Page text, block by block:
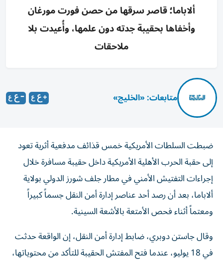
ألاباما؛ قاصر سرقها من حصن فورت مورغان
وأخفاها بحقيبة جدته دون علمها، وأُعيدت بلا
ملاحقات
متابعات: «الخليج»
ضبطت السلطات الأمريكية خمس قذائف مدفعية أثرية تعود
إلى حقبة الحرب الأهلية الأمريكية داخل حقيبة مسافرة خلال
إجراءات التفتيش الأمني في مطار جلف شورز الدولي بولاية
ألاباما، بعد أن رصد أحد عناصر إدارة أمن النقل جسماً كبيراً
ومعتماً أثناء فحص الأمتعة بالأشعة السينية.
وقال جاستن دوبري، ضابط إدارة أمن النقل، إن الواقعة حدثت
في 18 يوليو، عندما فتح المفتش الحقيبة للتأكد من محتوياتها،